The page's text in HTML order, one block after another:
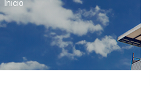
RUTA
DE
NAVEGACIÓN
Inicio